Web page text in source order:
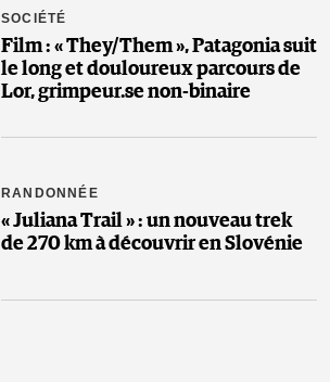
SOCIÉTÉ
Film : « They/Them », Patagonia suit
le long et douloureux parcours de
Lor, grimpeur.se non-binaire
RANDONNÉE
« Juliana Trail » : un nouveau trek
de 270 km à découvrir en Slovénie